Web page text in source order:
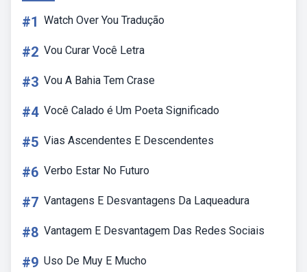
#1 Watch Over You Tradução
#2 Vou Curar Você Letra
#3 Vou A Bahia Tem Crase
#4 Você Calado é Um Poeta Significado
#5 Vias Ascendentes E Descendentes
#6 Verbo Estar No Futuro
#7 Vantagens E Desvantagens Da Laqueadura
#8 Vantagem E Desvantagem Das Redes Sociais
#9 Uso De Muy E Mucho